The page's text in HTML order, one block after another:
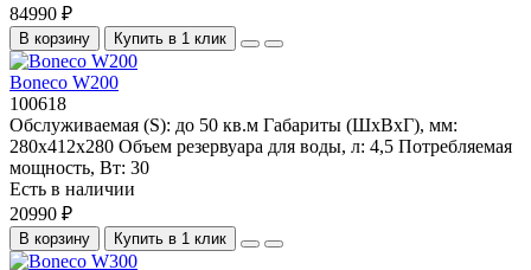
84990 ₽
В корзину Купить в 1 клик
Boneco W200
100618
Обслуживаемая (S): до 50 кв.м Габариты (ШхВхГ), мм:
280x412x280 Объем резервуара для воды, л: 4,5 Потребляемая
мощность, Вт: 30
Есть в наличии
20990 ₽
В корзину Купить в 1 клик